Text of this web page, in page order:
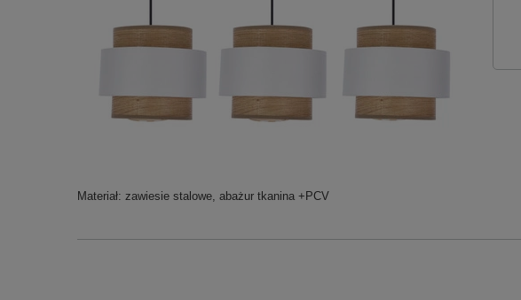
Materiał: zawiesie stalowe, abażur tkanina +PCV